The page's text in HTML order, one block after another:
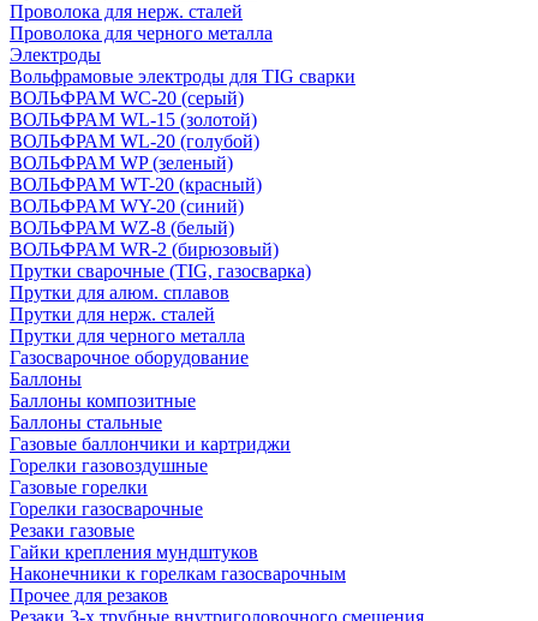
Проволока для нерж. сталей
Проволока для черного металла
Электроды
Вольфрамовые электроды для TIG сварки
ВОЛЬФРАМ WC-20 (серый)
ВОЛЬФРАМ WL-15 (золотой)
ВОЛЬФРАМ WL-20 (голубой)
ВОЛЬФРАМ WP (зеленый)
ВОЛЬФРАМ WT-20 (красный)
ВОЛЬФРАМ WY-20 (синий)
ВОЛЬФРАМ WZ-8 (белый)
ВОЛЬФРАМ WR-2 (бирюзовый)
Прутки сварочные (TIG, газосварка)
Прутки для алюм. сплавов
Прутки для нерж. сталей
Прутки для черного металла
Газосварочное оборудование
Баллоны
Баллоны композитные
Баллоны стальные
Газовые баллончики и картриджи
Горелки газовоздушные
Газовые горелки
Горелки газосварочные
Резаки газовые
Гайки крепления мундштуков
Наконечники к горелкам газосварочным
Прочее для резаков
Резаки 3-х трубные внутриголовочного смешения